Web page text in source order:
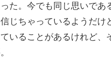
た。今でも同じ思いであ
じちゃっているようだ
いることがあるけれど、